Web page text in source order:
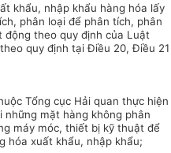
khẩu, nhập khẩu hàng hóa lấy
phân loại để phân tích, phân
động theo quy định của Luật
quy định tại Điều 20, Điều 21
Tổng cục Hải quan thực hiện
những mặt hàng không phân
máy móc, thiết bị kỹ thuật để
hóa xuất khẩu, nhập khẩu;